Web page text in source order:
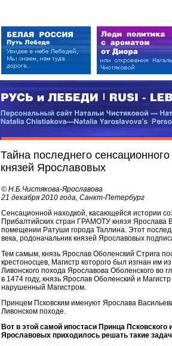
РУСЬ и ЛЕБЕДИ | RUSI — LEBEDI
Персональный сайт Натальи Чистяковой — Натальи
Тайна последнего
князей Ярославовых
© Н.Б.Чистякова-Ярославова
21 декабря 2010 года, Санкт-Петербург
Сенсационной находкой, касающейся истории
Прибалтийских стран ГРАМОТУ князя Ярослава
помещении Ратуши города Таллина. Этот
века, родоначальник князей Ярославовых
Тем самым, князь Ярослав Оболенский Стрига
крестоносцев, Магистр которого был изгнан им
Ливонского похода Ярославова Оболенского во
в 1474 году, князь Ярослав Оболенский и
нарушенный Магистром.
Принцем Псковским именуют Ярослава
Ливонском походе.
Вот в этой самой ипостаси Принца
Ярославовых приходилось решать такие